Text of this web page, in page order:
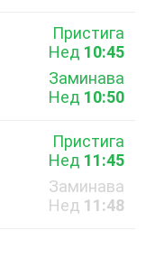
Пристига
Нед 10:45
Заминава
Нед 10:50
Пристига
Нед 11:45
Заминава
Нед 11:48